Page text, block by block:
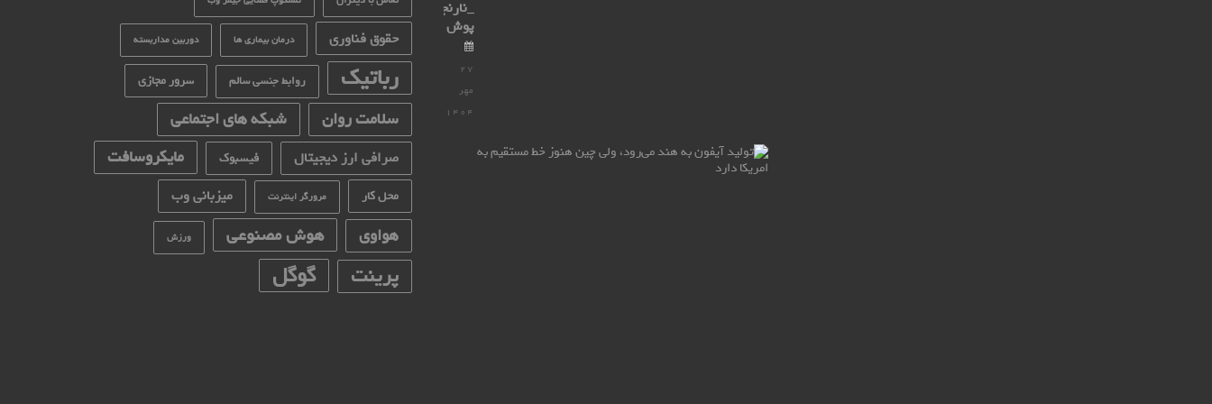
_نارنجی
پوش
۲۷
مهر
۱۴۰۴
می‌رود،
حقوق فناوری درمان بیماری ها دوربین مداربسته
رباتیک روابط جنسی سالم سرور مجازی
سلامت روان شبکه های اجتماعی
صرافی ارز دیجیتال فیسبوک مایکروسافت
محل کار مرورگر اینترنت میزبانی وب
هواوی هوش مصنوعی ورزش
پرینت گوگل